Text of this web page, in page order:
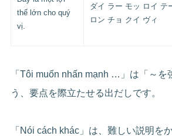
thế lớn cho quý
vị.
ダイ ラー モッ ロイ テ
ロン チョ クイ ヴィ
「Tôi muốn nhấn mạnh …」は「～を
う、要点を際立たせる出だしです。
「Nói cách khác」は、難しい説明を